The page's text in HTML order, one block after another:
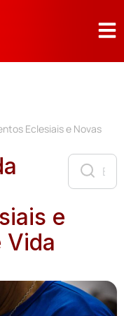
Eclesiais e Novas
e
Vida